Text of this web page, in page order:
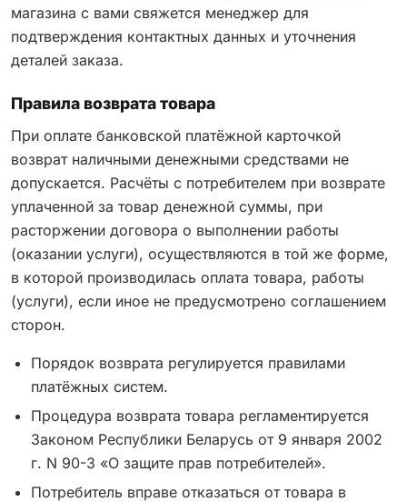
магазина с вами свяжется менеджер для
подтверждения контактных данных и уточнения
деталей заказа.
Правила возврата товара
При оплате банковской платёжной карточкой
возврат наличными денежными средствами не
допускается. Расчёты с потребителем при возврате
уплаченной за товар денежной суммы, при
расторжении договора о выполнении работы
(оказании услуги), осуществляются в той же форме,
в которой производилась оплата товара, работы
(услуги), если иное не предусмотрено соглашением
сторон.
Порядок возврата регулируется правилами
платёжных систем.
Процедура возврата товара регламентируется
Законом Республики Беларусь от 9 января 2002
г. N 90-З «О защите прав потребителей».
Потребитель вправе отказаться от товара в